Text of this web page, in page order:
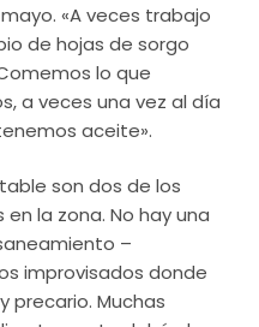
«A veces trabajo
de hojas de sorgo
lo que
a veces una vez al día
aceite».
son dos de los
la zona. No hay una
–
improvisados donde
precario. Muchas